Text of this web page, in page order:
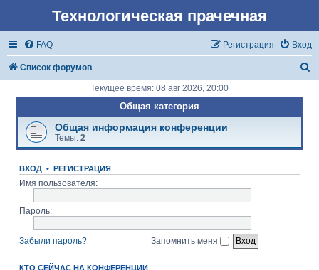
Технологическая прачечная
FAQ Вход
Регистрация
Список форумов
Текущее время: 08 авг 2026, 20:00
Общая категория
Общая информация конференции
Темы: 2
ВХОД• РЕГИСТРАЦИЯ
Имя пользователя:
Пароль:
Забыли пароль? Запомнить меня
КТО СЕЙЧАС НА КОНФЕРЕНЦИИ